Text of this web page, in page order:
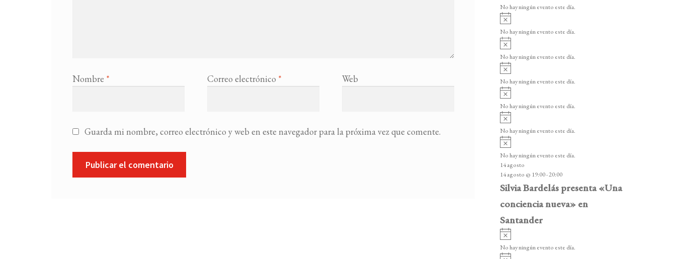
Nombre * Correo electrónico * Web
Guarda mi nombre, correo electrónico y web en este navegador para la próxima vez que comente.
e
n
t
o
s
o
i
o
No hay ningún evento este día.
v
i
o
No hay ningún evento este día.
A
v
i
o
No hay ningún evento este día.
A
v
i
o
No hay ningún evento este día.
v
i
o
No hay ningún evento este día.
v
i
o
No hay ningún evento este día.
v
i
s
o
No hay ningún evento este día.
14 agosto
14 agosto @ 19:00-20:00
Silvia Bardelás presenta «Una
conciencia nueva» en
Santander
v
i
No hay ningún evento este día.